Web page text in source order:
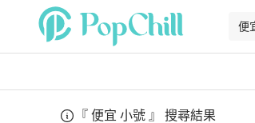
『 便宜 小號 』 搜尋結果